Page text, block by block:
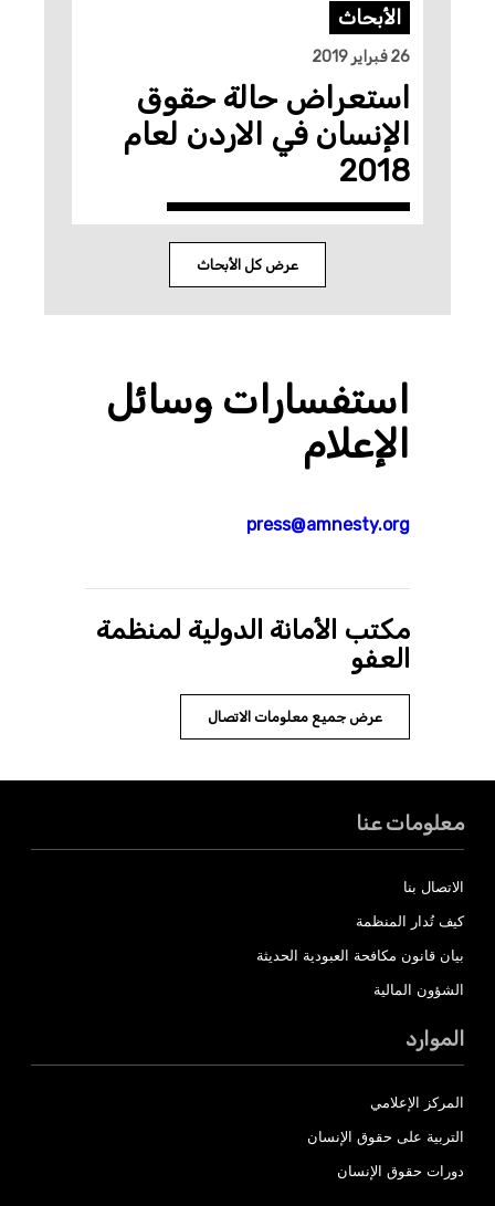
الأبحاث
26 فبراير 2019
استعراض حالة حقوق
الإنسان في الاردن لعام
2018
عرض كل الأبحاث
استفسارات وسائل
الإعلام
press@amnesty.org
مكتب الأمانة الدولية لمنظمة
العفو
عرض جميع معلومات الاتصال
معلومات عنا
الاتصال بنا
كيف تُدار المنظمة
بيان قانون مكافحة العبودية الحديثة
الشؤون المالية
الموارد
المركز الإعلامي
التربية على حقوق الإنسان
دورات حقوق الإنسان